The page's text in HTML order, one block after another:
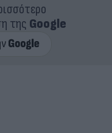
της Google